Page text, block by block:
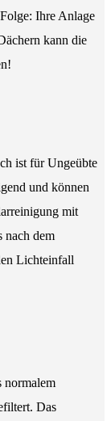
Ihre Anlage
kann die
ist für Ungeübte
und können
mit
nach dem
Lichteinfall
normalem
Das